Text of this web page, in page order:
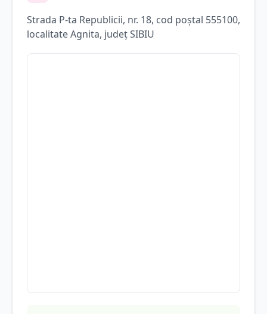
Strada P-ta Republicii, nr. 18, cod poștal 555100,
localitateAgnita, județSIBIU